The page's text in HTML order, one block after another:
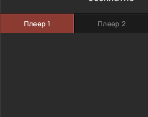
Плеер 1 Плеер 2